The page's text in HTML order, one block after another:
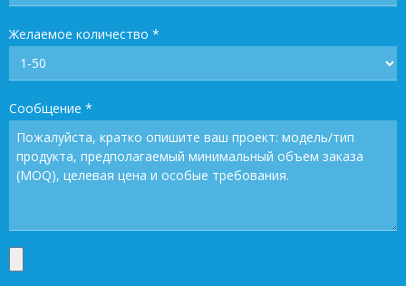
Желаемое количество *
Сообщение *